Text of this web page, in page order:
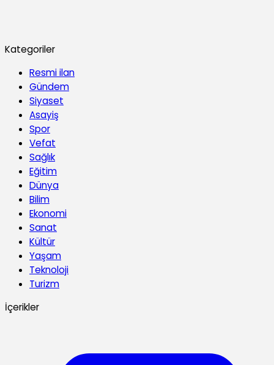
Kategoriler
Resmi ilan
Gündem
Siyaset
Asayiş
Spor
Vefat
Sağlık
Eğitim
Dünya
Bilim
Ekonomi
Sanat
Kültür
Yaşam
Teknoloji
Turizm
İçerikler